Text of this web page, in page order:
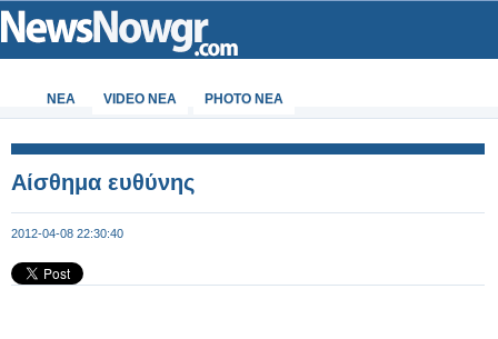
ΝΕΑ VIDEO NEA PHOTO NEA
Αίσθημα ευθύνης
2012-04-08 22:30:40